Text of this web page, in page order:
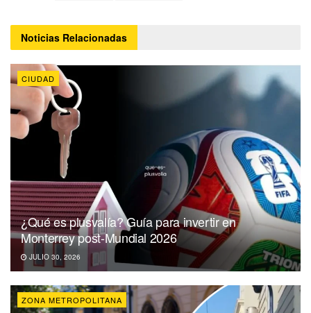
Noticias Relacionadas
CIUDAD
¿Qué es plusvalía? Guía para invertir en
Monterrey post-Mundial 2026
JULIO 30, 2026
ZONA METROPOLITANA